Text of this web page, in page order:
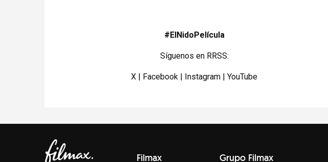
#ElNidoPelícula
Síguenos en RRSS:
X | Facebook | Instagram | YouTube
Filmax Grupo Filmax